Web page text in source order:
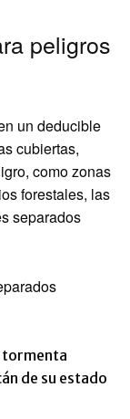
peligros
un deducible
cubiertas,
como zonas
forestales, las
separados
tormenta
de su estado